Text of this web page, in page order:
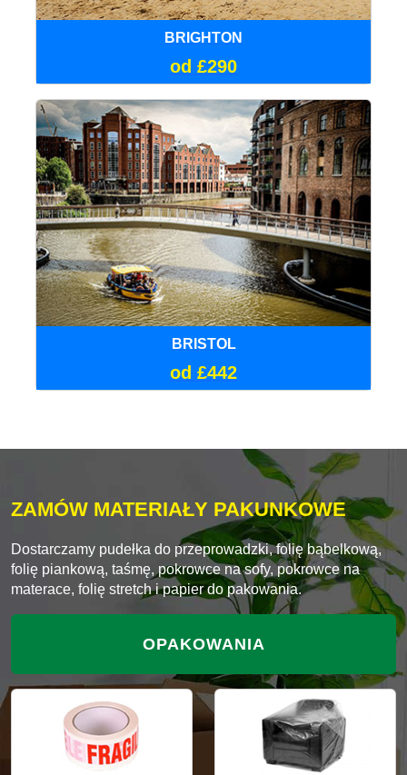
BRIGHTON
od £290
BRISTOL
od £442
ZAMÓW MATERIAŁY PAKUNKOWE
Dostarczamy pudełka do przeprowadzki, folię bąbelkową,
folię piankową, taśmę, pokrowce na sofy, pokrowce na
materace, folię stretch i papier do pakowania.
OPAKOWANIA